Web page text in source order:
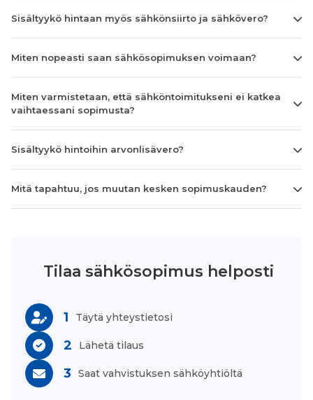
Sisältyykö hintaan myös sähkönsiirto ja sähkövero?
Miten nopeasti saan sähkösopimuksen voimaan?
Miten varmistetaan, että sähköntoimitukseni ei katkea
vaihtaessani sopimusta?
Sisältyykö hintoihin arvonlisävero?
Mitä tapahtuu, jos muutan kesken sopimuskauden?
Tilaa sähkösopimus helposti
1 Täytä yhteystietosi
2 Lähetä tilaus
3 Saat vahvistuksen sähköyhtiöltä